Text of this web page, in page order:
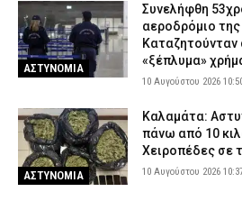
Γαλάζιες Σημαίες στην Αττική: Οι 17
σημεία όπου απαγορεύεται το μπάνιο
ΕΙΔΗΣΕΙΣ 9 Αυγούστου 2026 19:43
ΑΣΤΥΝΟΜΙΑ
Συνελήφθη
αεροδρόμιο
Καταζητούνταν
«ξέπλυμα»
10 Αυγούστου 2026
ΑΣΤΥΝΟΜΙΑ
Καλαμάτα:
πάνω από 10
Χειροπέδες σε
10 Αυγούστου 2026